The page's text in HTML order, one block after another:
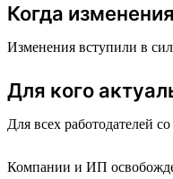
Когда
Изменения вступили в
Для кого
Для всех работодателей
Компании и ИП